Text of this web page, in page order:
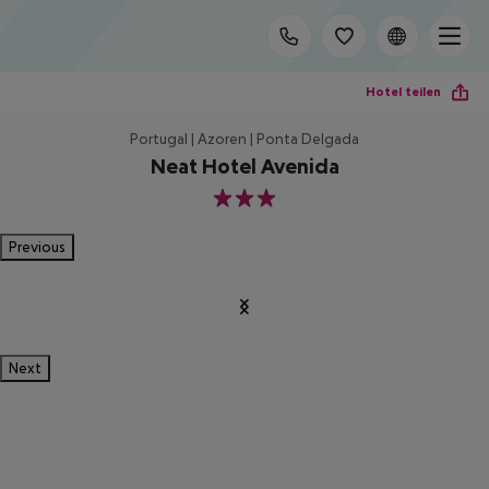
Hotel teilen
Portugal | Azoren | Ponta Delgada
Neat Hotel Avenida
3
Previous
Next